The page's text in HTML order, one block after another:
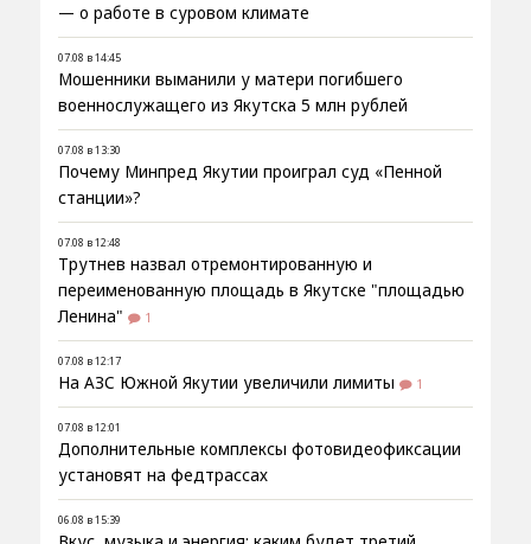
— о работе в суровом климате
07.08 в 14:45
Мошенники выманили у матери погибшего
военнослужащего из Якутска 5 млн рублей
07.08 в 13:30
Почему Минпред Якутии проиграл суд «Пенной
станции»?
07.08 в 12:48
Трутнев назвал отремонтированную и
переименованную площадь в Якутске "площадью
Ленина"
1
07.08 в 12:17
На АЗС Южной Якутии увеличили лимиты 1
07.08 в 12:01
Дополнительные комплексы фотовидеофиксации
установят на федтрассах
06.08 в 15:39